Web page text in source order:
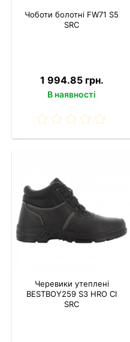
Чоботи болотні FW71 S5
SRC
1 994.85 грн.
В наявності
Черевики утеплені
BESTBOY259 S3 HRO CI
SRC